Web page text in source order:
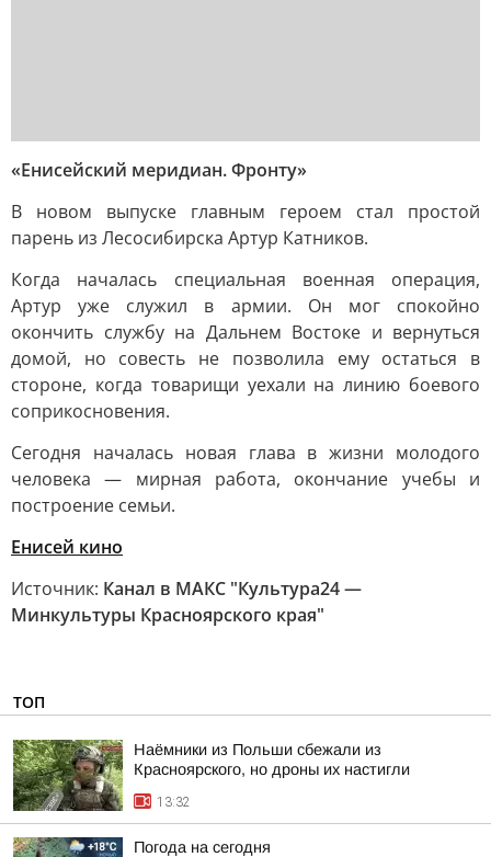
«Енисейский меридиан. Фронту»
В новом выпуске главным героем стал простой
парень из Лесосибирска Артур Катников.
Когда началась специальная военная операция,
Артур уже служил в армии. Он мог спокойно
окончить службу на Дальнем Востоке и вернуться
домой, но совесть не позволила ему остаться в
стороне, когда товарищи уехали на линию боевого
соприкосновения.
Сегодня началась новая глава в жизни молодого
человека — мирная работа, окончание учебы и
построение семьи.
Енисей кино
Источник: Канал в МАКС "Культура24 —
Минкультуры Красноярского края"
ТОП
Наёмники из Польши сбежали из
Красноярского, но дроны их настигли
13:32
Погода на сегодня